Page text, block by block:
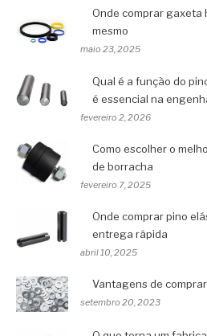
Onde comprar gaxeta
mesmo
maio 23, 2025
Qual é a função do
é essencial na
fevereiro 2, 2026
Como escolher o
de borracha
fevereiro 7, 2025
Onde comprar pino
entrega rápida
abril 10, 2025
Vantagens de
setembro 20, 2023